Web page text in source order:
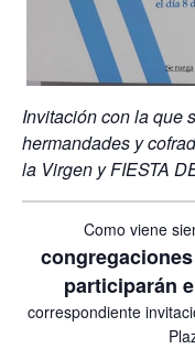
Invitación con la que
hermandades y
la Virgen y FIESTA
Como viene
participarán
correspondiente